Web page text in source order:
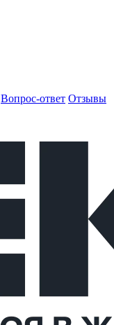
Вопрос-ответ Отзывы